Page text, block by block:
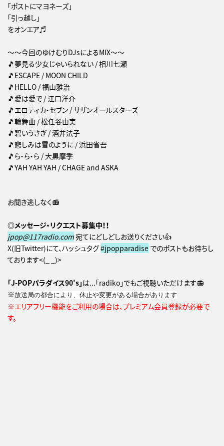
「ポストにマヨネーズ」
「引っ越し」
をオンエア♬
～～今回のゆけむりDJsによるMIX～～
🎵夢見る少女じゃいられない / 相川七瀬
🎵ESCAPE / MOON CHILD
🎵HELLO / 福山雅治
🎵愛は愛で / 江口洋介
🎵エロティカ・セブン / サザンオールスターズ
🎵輪舞曲 / 松任谷由実
🎵碧いうさぎ / 酒井法子
🎵悲しみは雪のように / 浜田省吾
🎵ら・ら・ら / 大黒摩季
🎵YAH YAH YAH / CHAGE and ASKA
お聞き逃しなく📻
◎メッセージ・リクエスト募集中！！
jpop@117radio.com宛てにどしどしお送りください👍
X(旧Twitter)にて、ハッシュタグ#jpopparadise でのポストもお待ちし
ております<(_ _)>
「J-POPパラダイス90's」は...「radiko」でもご視聴いただけます📻
※放送局の都合により、休止や変更がある場合があります
※エリアフリー機能をご利用の場合は、プレミアム会員登録が必要で
す。